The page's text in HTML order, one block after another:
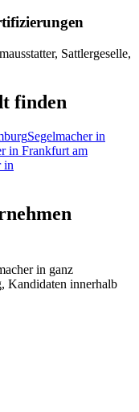
Sattlergeselle,
finden
Segelmacherin
in Frankfurt am
in
in ganz
Kandidaten innerhalb